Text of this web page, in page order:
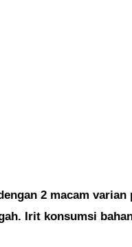
2 macam
Irit konsumsi